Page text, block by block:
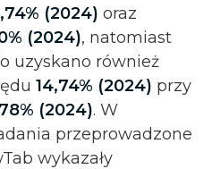
(2024) oraz
(2024), natomiast
uzyskano również
14,74% (2024) przy
(2024). W
przeprowadzone
wykazały